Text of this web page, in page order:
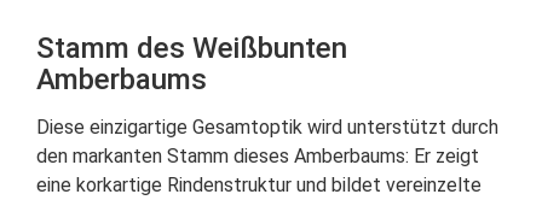
Stamm des Weißbunten
Amberbaums
Diese einzigartige Gesamtoptik wird unterstützt durch
den markanten Stamm dieses Amberbaums: Er zeigt
eine korkartige Rindenstruktur und bildet vereinzelte